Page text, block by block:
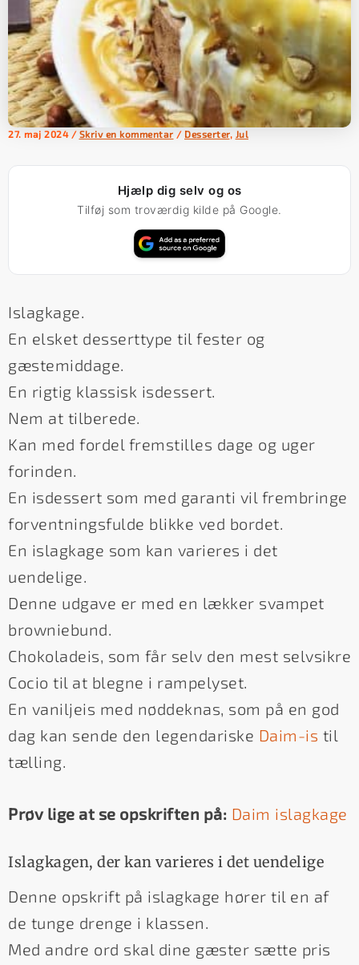
27. maj 2024 / Skriv en kommentar / Desserter, Jul
Hjælp dig selv og os
Tilføj som troværdig kilde på Google.
Islagkage.
En elsket desserttype til fester og
gæstemiddage.
En rigtig klassisk isdessert.
Nem at tilberede.
Kan med fordel fremstilles dage og uger
forinden.
En isdessert som med garanti vil frembringe
forventningsfulde blikke ved bordet.
En islagkage som kan varieres i det
uendelige.
Denne udgave er med en lækker svampet
browniebund.
Chokoladeis, som får selv den mest selvsikre
Cocio til at blegne i rampelyset.
En vaniljeis med nøddeknas, som på en god
dag kan sende den legendariske Daim-is til
tælling.
Prøv lige at se opskriften på: Daim islagkage
Islagkagen, der kan varieres i det uendelige
Denne opskrift på islagkage hører til en af
de tunge drenge i klassen.
Med andre ord skal dine gæster sætte pris